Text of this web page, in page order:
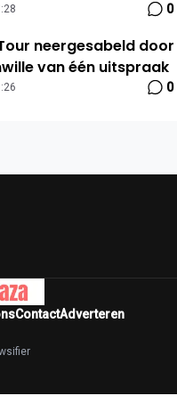
0
neergesabeld door
van één uitspraak
0
ContactAdverteren